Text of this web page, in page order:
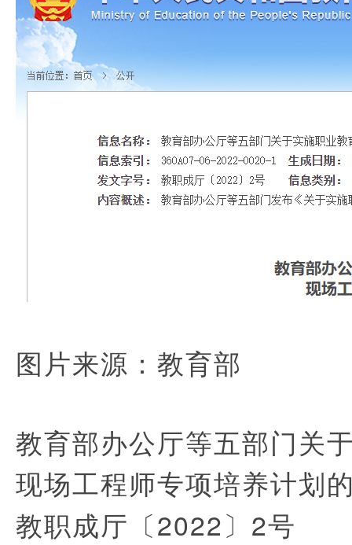
图片来源：教育部
教育部办公厅等五部门关
现场工程师专项培养计划
教职成厅〔2022〕2号